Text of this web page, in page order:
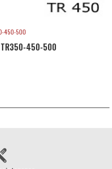
450-500
TR350-450-500